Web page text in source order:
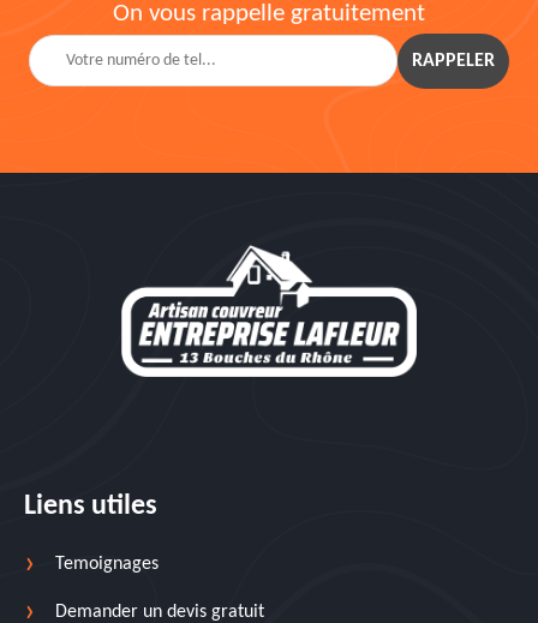
On vous rappelle gratuitement
Liens utiles
Temoignages
Demander un devis gratuit